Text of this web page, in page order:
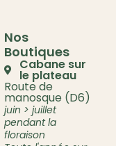
Nos
Boutiques
Cabane sur
le plateau
Route de
manosque (D6)
juin > juillet
pendant la
floraison